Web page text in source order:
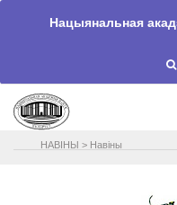
Нацыянальная
НАВIНЫ > Навіны